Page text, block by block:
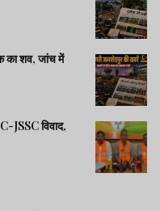
का शव, जांच में
विवाद,